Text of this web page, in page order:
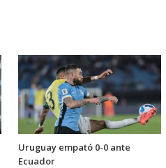
Uruguay empató 0-0 ante
Ecuador